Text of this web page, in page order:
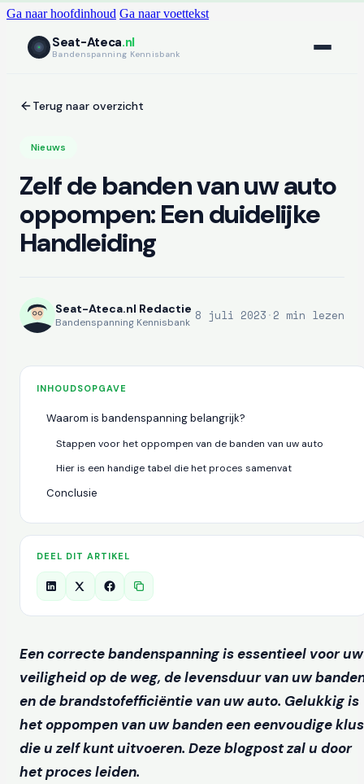
Ga naar hoofdinhoud Ga naar voettekst
Seat-Ateca.nl
Bandenspanning Kennisbank
Terug naar overzicht
Nieuws
Zelf de banden van uw auto
oppompen: Een duidelijke
Handleiding
Seat-Ateca.nl Redactie
Bandenspanning Kennisbank 8 juli 2023 · 2 min lezen
INHOUDSOPGAVE
Waarom is bandenspanning belangrijk?
Stappen voor het oppompen van de banden van uw auto
Hier is een handige tabel die het proces samenvat
Conclusie
DEEL DIT ARTIKEL
Een correcte bandenspanning is essentieel voor uw
veiligheid op de weg, de levensduur van uw
en de brandstofefficiëntie van uw auto. Gelukkig is
het oppompen van uw banden een eenvoudige klus
die u zelf kunt uitvoeren. Deze blogpost zal u door
het proces leiden.